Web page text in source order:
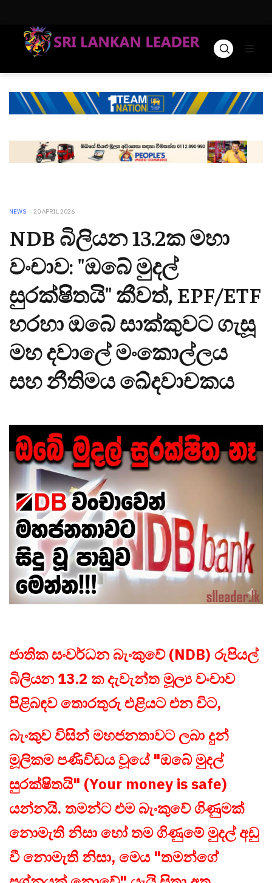
NEWS 20 APRIL 2026
NDB බිලියන 13.2ක මහා
වංචාව: "ඔබේ මුදල්
සුරක්ෂිතයි" කීවත්, EPF/ETF
හරහා ඔබේ සාක්කුවට ගැසූ
මහ දවාලේ මංකොල්ලය
සහ නීතිමය ඛේදවාචකය
ජාතික සංවර්ධන බැංකුවේ (NDB) රුපියල්
බිලියන 13.2 ක දැවැන්ත මූල්‍ය වංචාව
පිළිබඳව තොරතුරු එළියට එන විට,
බැංකුව විසින් මහජනතාවට ලබා දුන්
මූලිකම පණිවිඩය වූයේ "ඔබේ මුදල්
සුරක්ෂිතයි" (Your money is safe)
යන්නයි. තමන්ට එම බැංකුවේ ගිණුමක්
නොමැති නිසා හෝ තම ගිණුමේ මුදල් අඩු
වී නොමැති නිසා, මෙය "තමන්ගේ